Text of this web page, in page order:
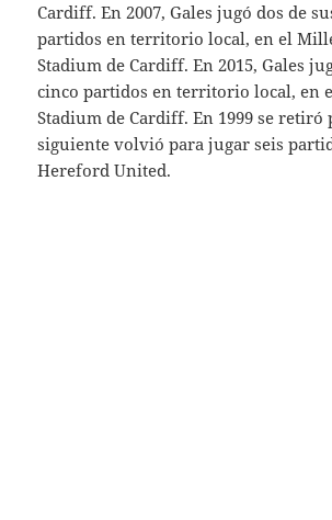
Cardiff. En 2007, Gales jugó dos de
partidos en territorio local, en el
Stadium de Cardiff. En 2015, Gales
cinco partidos en territorio local, en
Stadium de Cardiff. En 1999 se retiró
siguiente volvió para jugar seis
Hereford United.